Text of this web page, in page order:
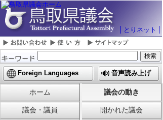
とりネット
Foreign Languages 音声読み上げ
ホーム 議会の動き
議会・議員 開かれた議会